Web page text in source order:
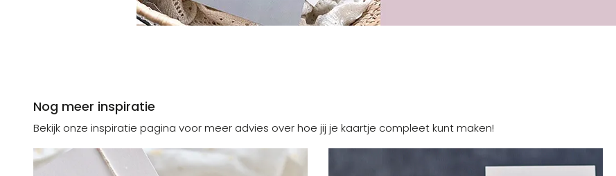
Nog meer inspiratie
Bekijk onze inspiratie pagina voor meer advies over hoe jij je kaartje compleet kunt maken!